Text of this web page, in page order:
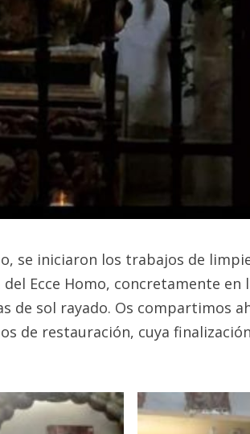
se iniciaron los trabajos de
Ecce Homo, concretamente en
de sol rayado. Os compartimos
de restauración, cuya